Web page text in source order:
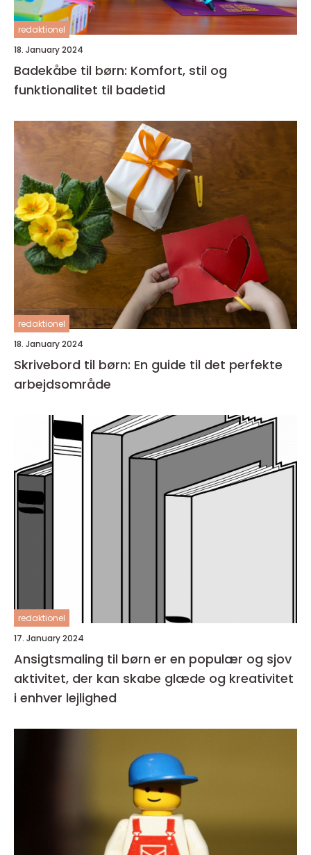
redaktionel
18. January 2024
Badekåbe til børn: Komfort, stil og
funktionalitet til badetid
redaktionel
18. January 2024
Skrivebord til børn: En guide til det perfekte
arbejdsområde
redaktionel
17. January 2024
Ansigtsmaling til børn er en populær og sjov
aktivitet, der kan skabe glæde og kreativitet
i enhver lejlighed